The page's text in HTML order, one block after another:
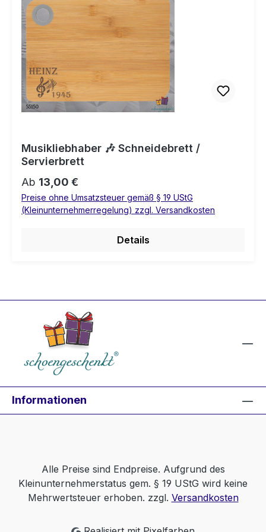
Musikliebhaber 🎶 Schneidebrett /
Servierbrett
Regulärer Preis:
Ab 13,00 €
Preise ohne Umsatzsteuer gemäß § 19 UStG
(Kleinunternehmerregelung) zzgl. Versandkosten
Details
Informationen
Alle Preise sind Endpreise. Aufgrund des
Kleinunternehmerstatus gem. § 19 UStG wird keine
Mehrwertsteuer erhoben. zzgl. Versandkosten